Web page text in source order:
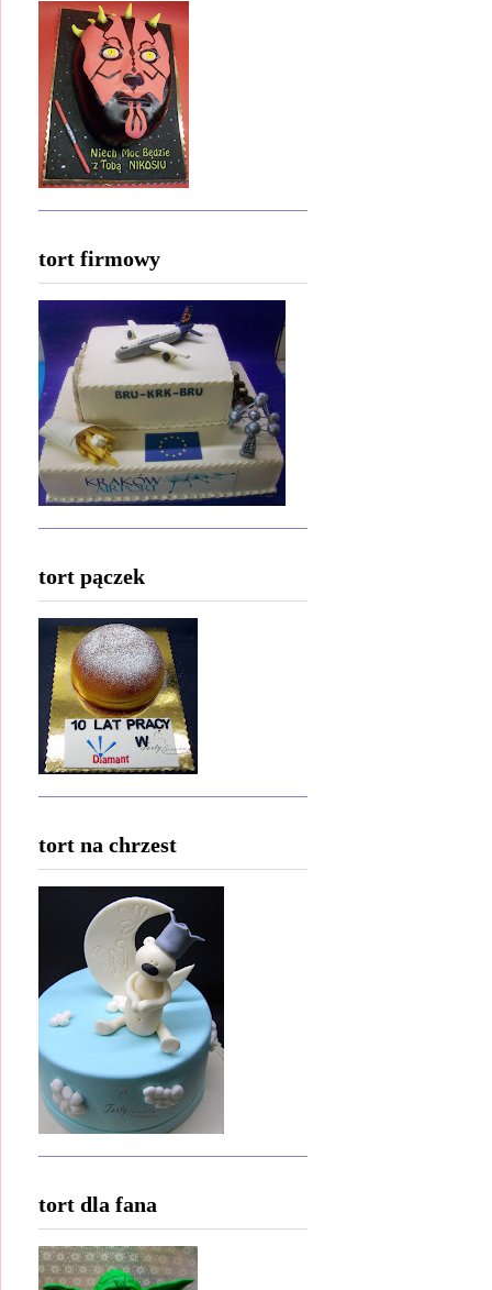
tort firmowy
tort pączek
tort na chrzest
tort dla fana